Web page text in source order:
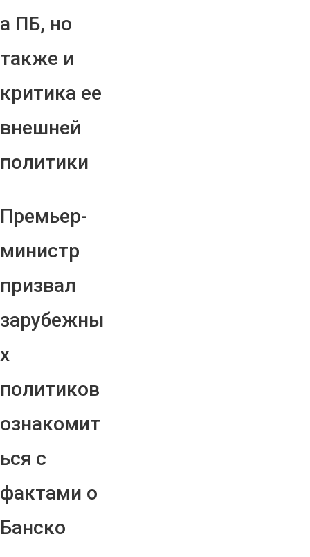
а ПБ, но
также и
критика ее
внешней
политики
Премьер-
министр
призвал
зарубежны
х
политиков
ознакомит
ься с
фактами о
Банско